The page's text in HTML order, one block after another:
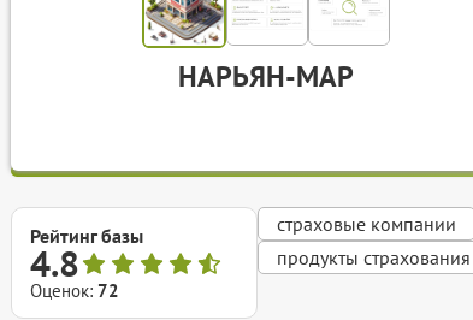
НАРЬЯН-МАР
Рейтинг базы
4.8
Оценок: 72
страховые компании
продукты страхования